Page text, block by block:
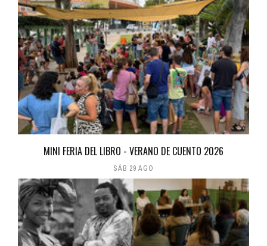
MINI FERIA DEL LIBRO - VERANO DE CUENTO 2026
SÁB 29 AGO